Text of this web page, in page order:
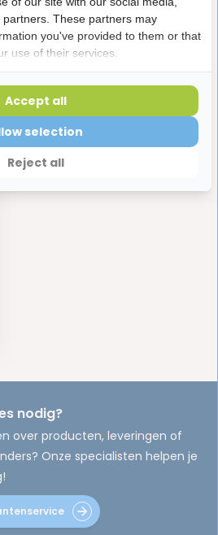
nodig?
over producten, leveringen of
Onze specialisten helpen je
These partners may
you've provided to them or that
use of their services.
Reject all
selection
Accept all